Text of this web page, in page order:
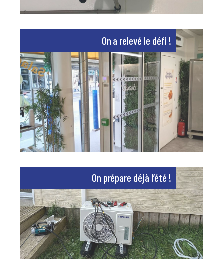
On a relevé le défi !
On prépare déjà l’été !